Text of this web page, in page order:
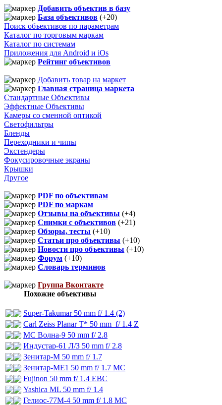
Добавить объектив в базу
База объективов (+20)
Поиск объективов по параметрам
Каталог по торговым маркам
Каталог по системам
Приложения для Android и iOs
Рейтинг объективов
Добавить товар на маркет
Главная страница маркета
Стандартные Объективы
Эффектные Объективы
Камеры со сменной оптикой
Светофильтры
Бленды
Переходники и чипы
Экстендеры
Фокусировочные экраны
Крышки
Другое
PDF по объективам
PDF по маркам
Отзывы на объективы (+4)
Снимки с объективов (+21)
Обзоры, тесты (+10)
Статьи про объективы (+10)
Новости про объективы (+10)
Форум (+10)
Словарь терминов
Группа Вконтакте
Похожие объективы
Super-Takumar 50 mm f/ 1.4 (2)
Carl Zeiss Planar T* 50 mm f/ 1.4 Z
МС Волна-9 50 mm f/ 2.8
Индустар-61 Л/З 50 mm f/ 2.8
Зенитар-М 50 mm f/ 1.7
Зенитар-МЕ1 50 mm f/ 1.7 МС
Fujinon 50 mm f/ 1.4 EBC
Yashica ML 50 mm f/ 1.4
Гелиос-77М-4 50 mm f/ 1.8 МС